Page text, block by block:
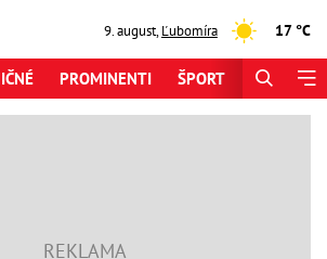
9. august,Ľubomíra 17 °C
PROMINENTI ŠPORT